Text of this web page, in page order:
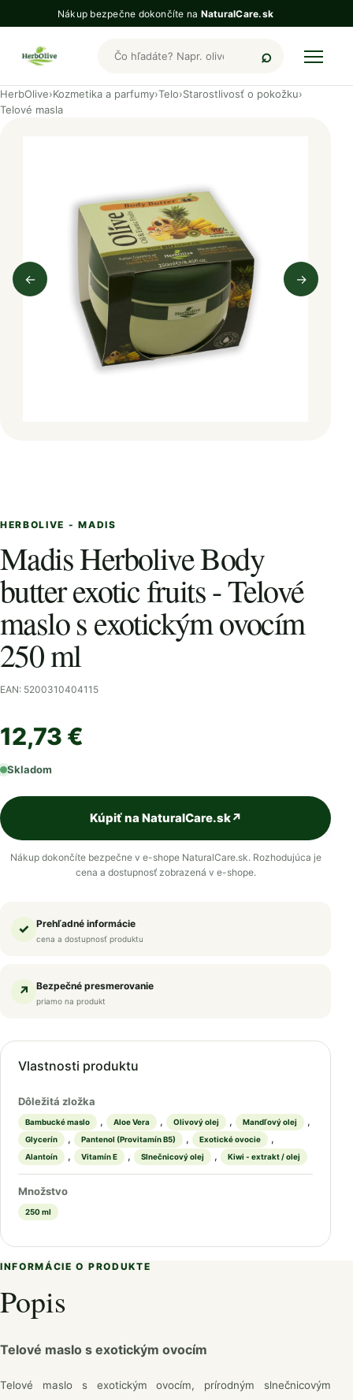
Nákup bezpečne dokončíte na NaturalCare.sk
Hľadať produkty HerbOlive
HerbOlive›Kozmetika a parfumy›Telo›Starostlivosť o pokožku›
Telové masla
←
Predchádzajúci obrázok
→
HERBOLIVE - MADIS
Madis Herbolive Body
butter exotic fruits - Telové
maslo s exotickým ovocím
250 ml
EAN: 5200310404115
12,73 €
Skladom
Kúpiť na NaturalCare.sk↗
Nákup dokončíte bezpečne v e-shope NaturalCare.sk. Rozhodujúca je
cena a dostupnosť zobrazená v e-shope.
✓ Prehľadné informácie
cena a dostupnosť produktu
↗ Bezpečné presmerovanie
priamo na produkt
Vlastnosti produktu
Dôležitá zložka
Bambucké maslo , Aloe Vera , Olivový olej , Mandľový olej ,
Glycerín , Pantenol (Provitamín B5) , Exotické ovocie ,
Alantoín , Vitamín E , Slnečnicový olej , Kiwi - extrakt / olej
Množstvo
250 ml
INFORMÁCIE O PRODUKTE
Popis
Telové maslo s exotickým ovocím
Telové maslo s exotickým ovocím, prírodným slnečnicovým